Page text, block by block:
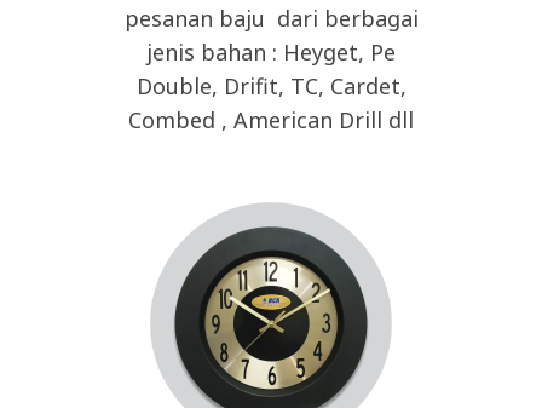
pesanan baju dari berbagai
jenis bahan : Heyget, Pe
Double, Drifit, TC, Cardet,
Combed , American Drill dll